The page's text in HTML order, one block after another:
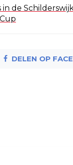
in de
DELEN OP